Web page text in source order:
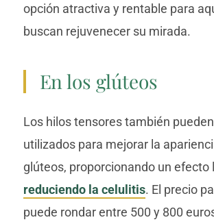
opción atractiva y rentable para
buscan rejuvenecer su mirada.
En los glúteos
Los hilos tensores también
utilizados para mejorar la
glúteos, proporcionando un efecto
reduciendo la celulitis. El precio
puede rondar entre 500 y 800